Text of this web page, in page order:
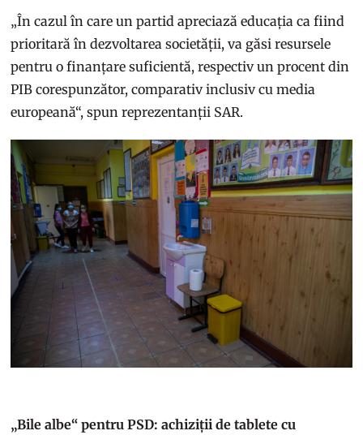
„În cazul în care un partid apreciază educația ca fiind
prioritară în dezvoltarea societății, va găsi resursele
pentru o finanțare suficientă, respectiv un procent din
PIB corespunzător, comparativ inclusiv cu media
europeană“, spun reprezentanții SAR.
„Bile albe“ pentru PSD: achiziții de tablete cu